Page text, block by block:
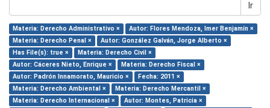
Ir
Materia: Derecho Administrativo ×
Autor: Flores Mendoza, Imer Benjamín ×
Materia: Derecho Penal ×
Autor: González Galván, Jorge Alberto ×
Has File(s): true ×
Materia: Derecho Civil ×
Autor: Cáceres Nieto, Enrique ×
Materia: Derecho Fiscal ×
Autor: Padrón Innamorato, Mauricio ×
Fecha: 2011 ×
Materia: Derecho Ambiental ×
Materia: Derecho Mercantil ×
Materia: Derecho Internacional ×
Autor: Montes, Patricia ×